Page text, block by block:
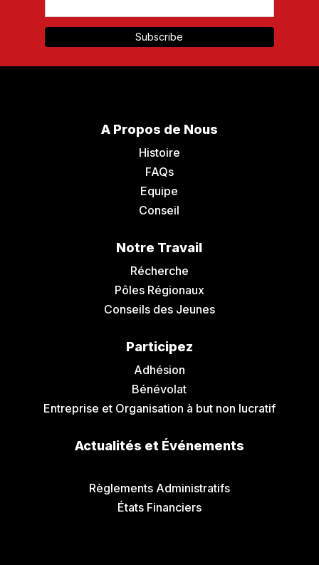
A Propos de Nous
Histoire
FAQs
Equipe
Conseil
Notre Travail
Récherche
Pôles Régionaux
Conseils des Jeunes
Participez
Adhésion
Bénévolat
Entreprise et Organisation à but non lucratif
Actualités et Événements
Règlements Administratifs
États Financiers